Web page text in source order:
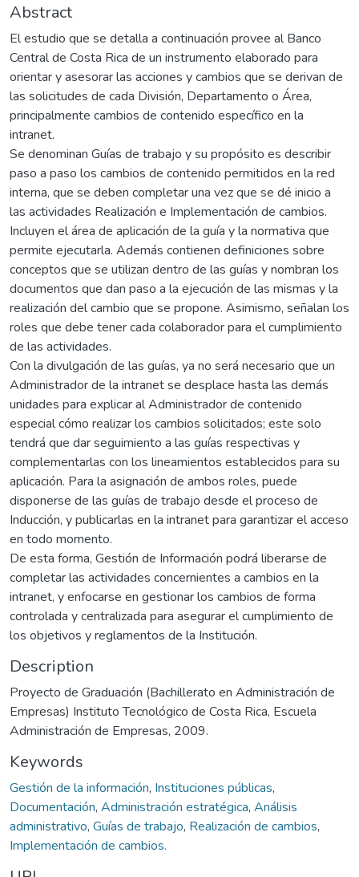
Abstract
El estudio que se detalla a continuación provee al Banco
Central de Costa Rica de un instrumento elaborado para
orientar y asesorar las acciones y cambios que se derivan de
las solicitudes de cada División, Departamento o Área,
principalmente cambios de contenido específico en la
intranet.
Se denominan Guías de trabajo y su propósito es describir
paso a paso los cambios de contenido permitidos en la red
interna, que se deben completar una vez que se dé inicio a
las actividades Realización e Implementación de cambios.
Incluyen el área de aplicación de la guía y la normativa que
permite ejecutarla. Además contienen definiciones sobre
conceptos que se utilizan dentro de las guías y nombran los
documentos que dan paso a la ejecución de las mismas y la
realización del cambio que se propone. Asimismo, señalan los
roles que debe tener cada colaborador para el cumplimiento
de las actividades.
Con la divulgación de las guías, ya no será necesario que un
Administrador de la intranet se desplace hasta las demás
unidades para explicar al Administrador de contenido
especial cómo realizar los cambios solicitados; este solo
tendrá que dar seguimiento a las guías respectivas y
complementarlas con los lineamientos establecidos para su
aplicación. Para la asignación de ambos roles, puede
disponerse de las guías de trabajo desde el proceso de
Inducción, y publicarlas en la intranet para garantizar el acceso
en todo momento.
De esta forma, Gestión de Información podrá liberarse de
completar las actividades concernientes a cambios en la
intranet, y enfocarse en gestionar los cambios de forma
controlada y centralizada para asegurar el cumplimiento de
los objetivos y reglamentos de la Institución.
Description
Proyecto de Graduación (Bachillerato en Administración de
Empresas) Instituto Tecnológico de Costa Rica, Escuela
Administración de Empresas, 2009.
Keywords
Gestión de la información, Instituciones públicas,
Documentación, Administración estratégica, Análisis
administrativo, Guías de trabajo, Realización de cambios,
Implementación de cambios.